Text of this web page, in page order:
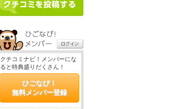
クチコミナビ！メンバーにな
ると特典盛りだくさん！
ひごなび！
無料メンバー登録